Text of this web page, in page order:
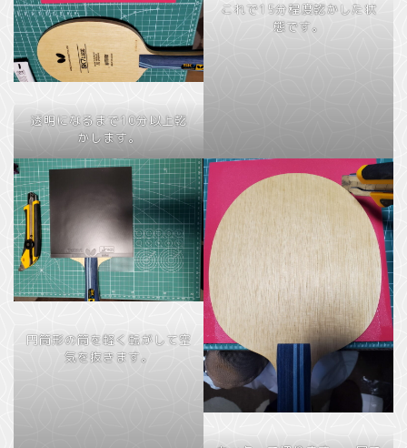
透明になるまで10分以上乾
かします。
これで15分程度乾かした状
態です。
円筒形の筒を軽く転がして空
気を抜きます。